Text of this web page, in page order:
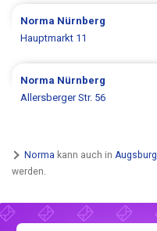
Norma Nürnberg
Hauptmarkt 11
Norma Nürnberg
Allersberger Str. 56
Norma kann auch in Augsburg
werden.